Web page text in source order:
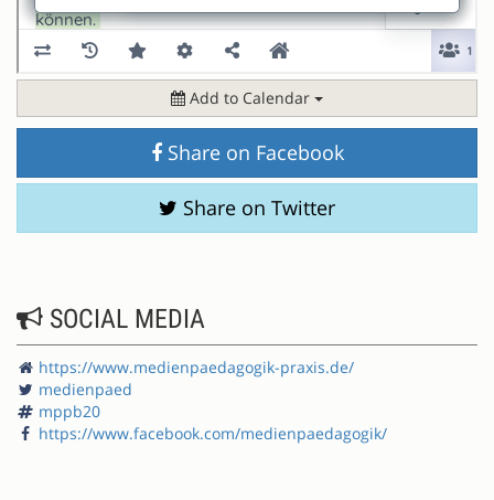
Add to Calendar
Share on Facebook
Share on Twitter
SOCIAL MEDIA
https://www.medienpaedagogik-praxis.de/
medienpaed
mppb20
https://www.facebook.com/medienpaedagogik/